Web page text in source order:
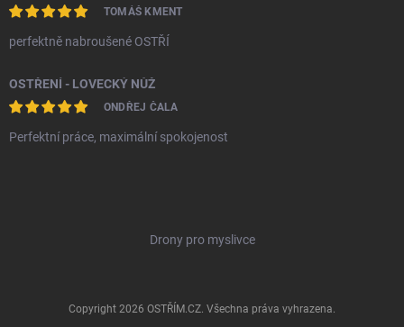
TOMÁŠ KMENT
perfektně nabroušené OSTŘÍ
OSTŘENÍ - LOVECKÝ NŮŽ
ONDŘEJ ČALA
Perfektní práce, maximální spokojenost
Drony pro myslivce
Copyright 2026 OSTŘÍM.CZ . Všechna práva vyhrazena.